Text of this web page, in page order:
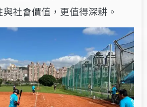
社會價值，更值得深耕。